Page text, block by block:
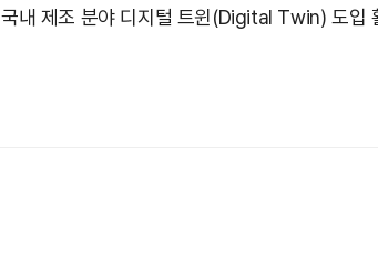
국내 제조 분야 디지털 트윈(Digital Twin) 도입